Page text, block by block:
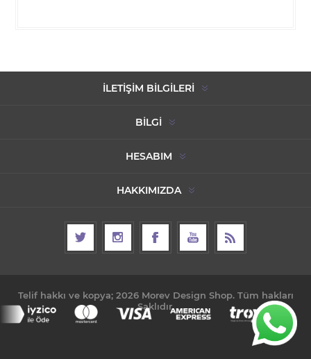
İLETIŞIM BILGILERI
BILGI
HESABIM
HAKKIMIZDA
Telif hakkı ve kopya; 2026 Morev Design Shop. Tüm hakları
Saklıdır.